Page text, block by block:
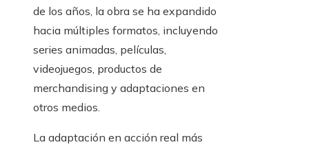
de los años, la obra se ha expandido
hacia múltiples formatos, incluyendo
series animadas, películas,
videojuegos, productos de
merchandising y adaptaciones en
otros medios.
La adaptación en acción real más